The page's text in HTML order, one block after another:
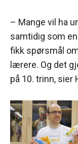
– Mange vil ha
samtidig som
fikk spørsmål
lærere. Og det
på 10. trinn, sier